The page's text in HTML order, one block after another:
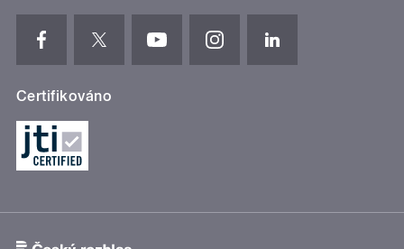
Certifikováno